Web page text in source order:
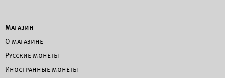
Магазин
О магазине
Русские монеты
Иностранные монеты